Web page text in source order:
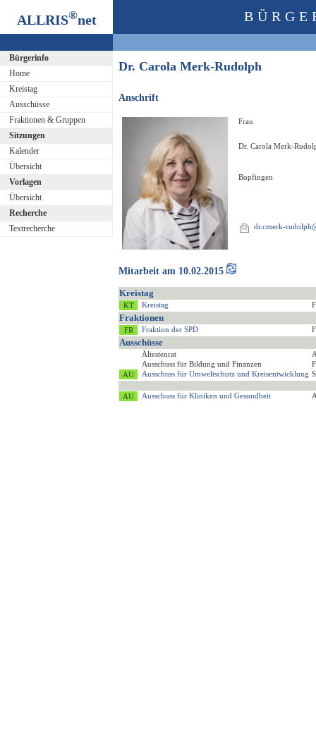
ALLRIS®net
Bürgerinfo
Home
Kreistag
Ausschüsse
Fraktionen & Gruppen
Sitzungen
Kalender
Übersicht
Vorlagen
Übersicht
Recherche
Textrecherche
Dr. Carola Merk-Rudolph
Anschrift
Frau
Dr. Carola Merk-
Bopfingen
dr.cmerk-
Mitarbeit am 10.02.2015
Kreistag
Kreistag
Fraktionen
Fraktion der SPD
Ausschüsse
Ältestenrat
Ausschuss für Bildung und Finanzen
Ausschuss für Umweltschutz und Kreisentwicklung
Ausschuss für Kliniken und Gesundheit